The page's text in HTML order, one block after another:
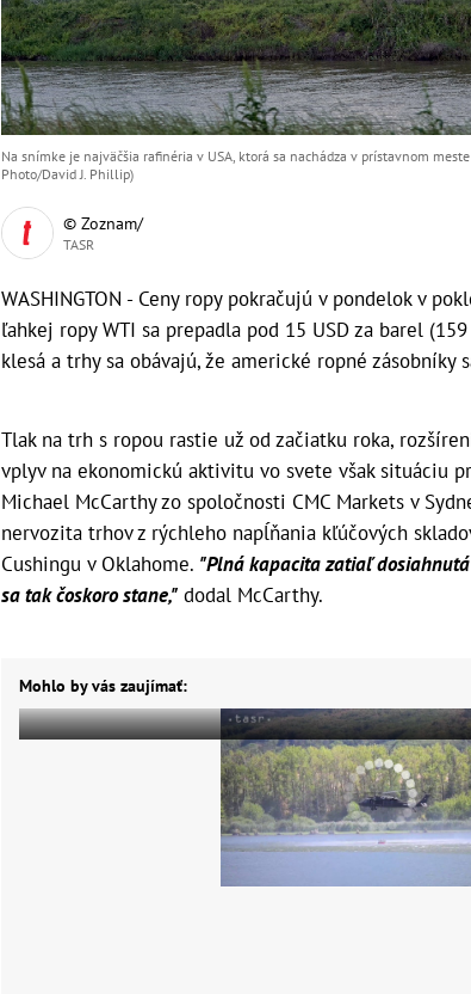
Na snímke je najväčšia rafinéria v USA, ktorá sa nachádza v prístavnom
Photo/David J. Phillip)
© Zoznam/
TASR
WASHINGTON - Ceny ropy pokračujú v pondelok v
ľahkej ropy WTI sa prepadla pod 15 USD za barel
klesá a trhy sa obávajú, že americké ropné zásobníky
Tlak na trh s ropou rastie už od začiatku roka,
vplyv na ekonomickú aktivitu vo svete však situáciu
Michael McCarthy zo spoločnosti CMC Markets v
nervozita trhov z rýchleho napĺňania kľúčových
Cushingu v Oklahome. "Plná kapacita zatiaľ
sa tak čoskoro stane," dodal McCarthy.
Mohlo by vás zaujímať: